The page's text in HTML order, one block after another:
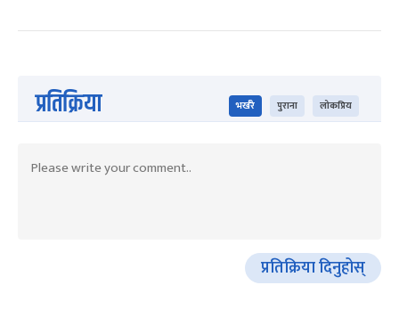
प्रतिक्रिया भर्खरै पुराना लोकप्रिय
प्रतिक्रिया दिनुहोस्